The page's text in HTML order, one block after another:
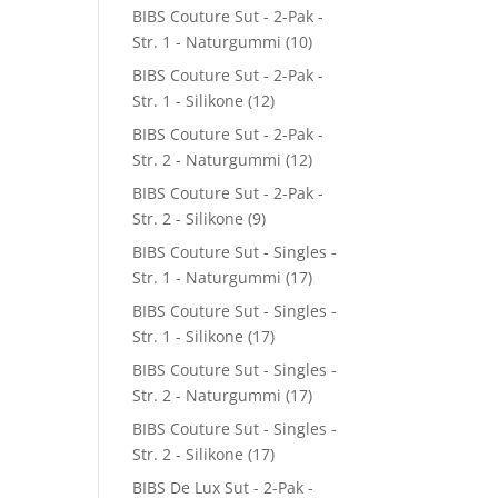
BIBS Couture Sut - 2-Pak -
Str. 1 - Naturgummi (10)
BIBS Couture Sut - 2-Pak -
Str. 1 - Silikone (12)
BIBS Couture Sut - 2-Pak -
Str. 2 - Naturgummi (12)
BIBS Couture Sut - 2-Pak -
Str. 2 - Silikone (9)
BIBS Couture Sut - Singles -
Str. 1 - Naturgummi (17)
BIBS Couture Sut - Singles -
Str. 1 - Silikone (17)
BIBS Couture Sut - Singles -
Str. 2 - Naturgummi (17)
BIBS Couture Sut - Singles -
Str. 2 - Silikone (17)
BIBS De Lux Sut - 2-Pak -